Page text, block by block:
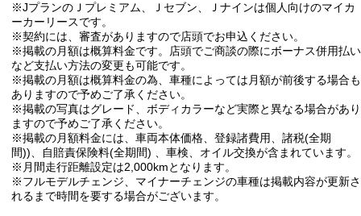
※JプランのＪプレミアム、Ｊセブン、Ｊナインは個人向けのマイカ
ーカーリースです。
※契約には、審査がありますので店頭でお申込ください。
※掲載の月額は概算料金です。店頭でご商談の際にボーナス併用払い
など支払い方法の変更も可能です。
※掲載の月額は概算料金の為、車種によっては月額が前後する場合も
ありますので予めご了承ください。
※掲載の写真はグレード、ボディカラーなど実際と異なる場合があり
ますので予めご了承ください。
※掲載の月額料金には、車両本体価格、登録諸費用、諸税(全期
間))、自賠責保険料(全期間) 、車検、オイル交換が含まれています。
※月間走行距離設定は2,000kmとなります。
※フルモデルチェンジ、マイナーチェンジの車種は掲載内容が更新さ
れるまで時間を要する場合がございます。